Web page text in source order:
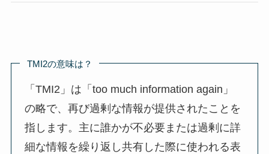
TMI2の意味は？
「TMI2」は「too much information again」
の略で、再び過剰な情報が提供されたことを
指します。主に誰かが不必要または過剰に詳
細な情報を繰り返し共有した際に使われる表